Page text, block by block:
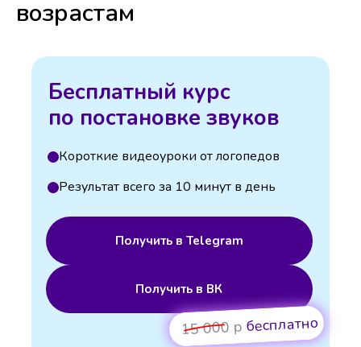
возрастам
Бесплатный курс
по постановке звуков
Получить в Telegram
Получить в ВК
15 000 р бесплатно
Результат всего за 10 минут в день
Короткие видеоуроки от логопедов